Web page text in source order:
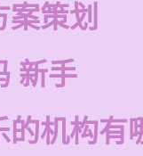
策划
新手
的机构有